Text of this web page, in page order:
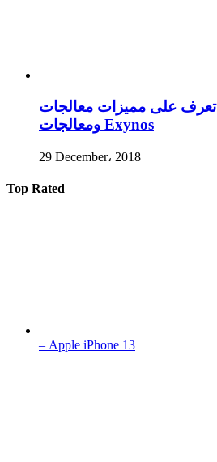
تعرف على مميزات معالجات Snapdragon –
ومعالجات Exynos
29 December، 2018
Top Rated
– Apple iPhone 13